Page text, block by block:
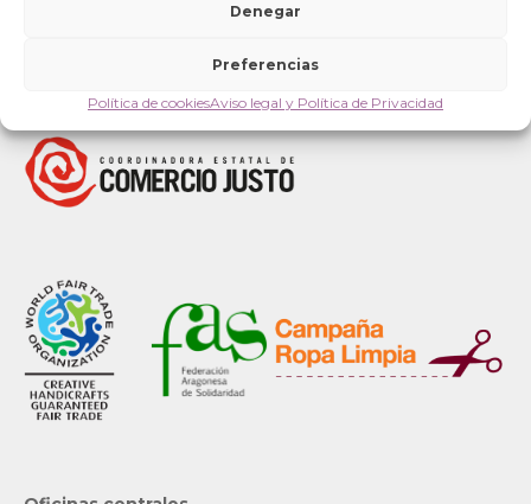
Denegar
Preferencias
Política de cookiesAviso legal y Política de Privacidad